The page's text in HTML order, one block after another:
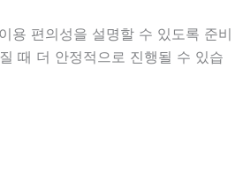
용 편의성을 설명할 수 있도록 준비
때 더 안정적으로 진행될 수 있습